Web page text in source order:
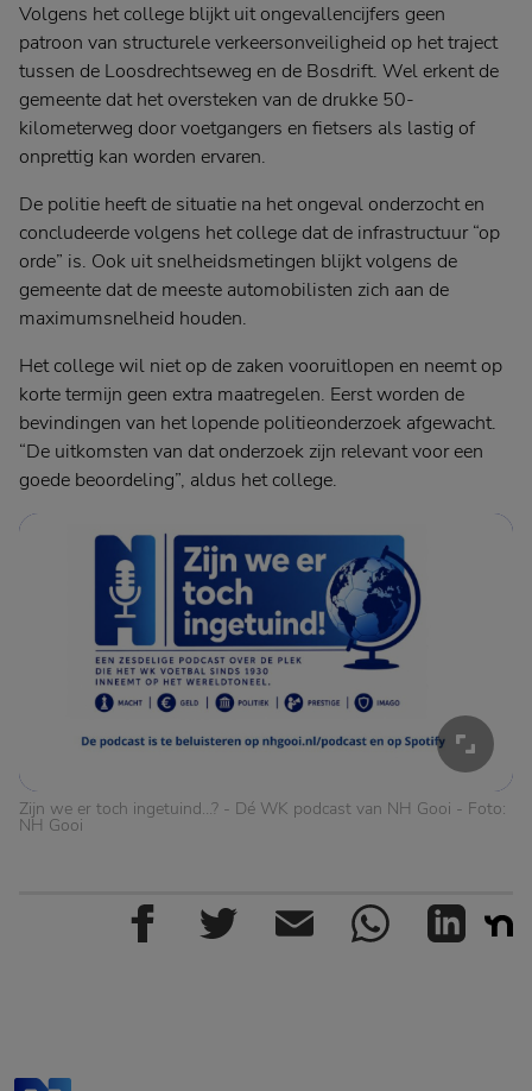
Volgens het college blijkt uit ongevallencijfers geen
patroon van structurele verkeersonveiligheid op het traject
tussen de Loosdrechtseweg en de Bosdrift. Wel erkent de
gemeente dat het oversteken van de drukke 50-
kilometerweg door voetgangers en fietsers als lastig of
onprettig kan worden ervaren.
De politie heeft de situatie na het ongeval onderzocht en
concludeerde volgens het college dat de infrastructuur “op
orde” is. Ook uit snelheidsmetingen blijkt volgens de
gemeente dat de meeste automobilisten zich aan de
maximumsnelheid houden.
Het college wil niet op de zaken vooruitlopen en neemt op
korte termijn geen extra maatregelen. Eerst worden de
bevindingen van het lopende politieonderzoek afgewacht.
“De uitkomsten van dat onderzoek zijn relevant voor een
goede beoordeling”, aldus het college.
Zijn we er toch ingetuind…? - Dé WK podcast van NH Gooi - Foto:
NH Gooi